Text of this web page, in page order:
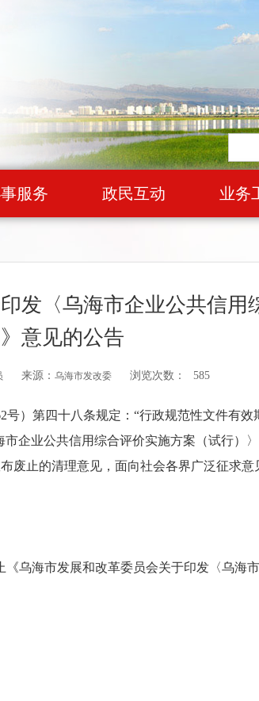
服务 政民互动 业务
发〈乌海市企业公共信用
意见的公告
来源： 乌海市发改委 浏览次数： 585
第四十八条规定：“行政规范性文件有效
企业公共信用综合评价实施方案（试行）
废止的清理意见，面向社会各界广泛征求意
海市发展和改革委员会关于印发〈乌海